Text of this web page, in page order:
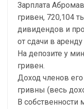
Зарплата
гривен, 720,104
дивидендов и
от сдачи в
На депозите у
гривен.
Доход членов
гривны (весь
В собственности